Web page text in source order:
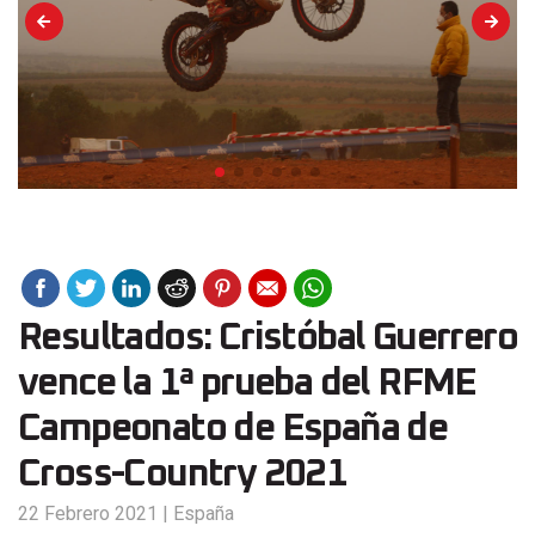
Resultados: Cristóbal Guerrero
vence la 1ª prueba del RFME
Campeonato de España de
Cross-Country 2021
22 Febrero 2021 | España